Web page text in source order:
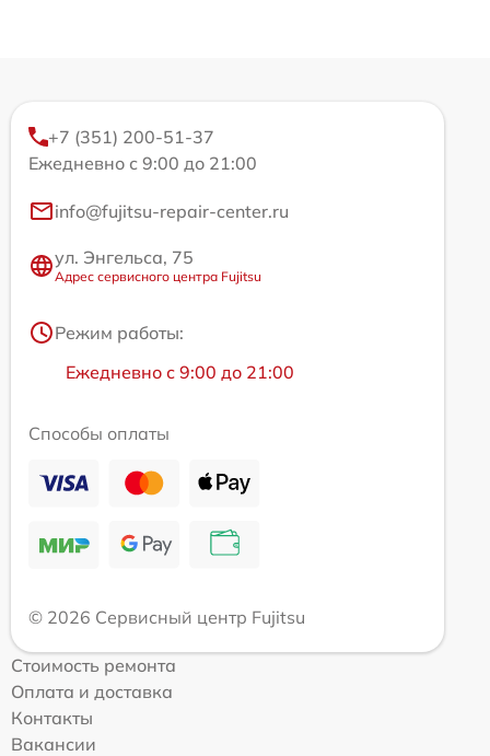
+7 (351) 200-51-37
Ежедневно с 9:00 до 21:00
info@fujitsu-repair-center.ru
ул. Энгельса, 75
Адрес сервисного центра Fujitsu
Режим работы:
Ежедневно с 9:00 до 21:00
Способы оплаты
© 2026 Сервисный центр Fujitsu
Стоимость ремонта
Оплата и доставка
Контакты
Вакансии